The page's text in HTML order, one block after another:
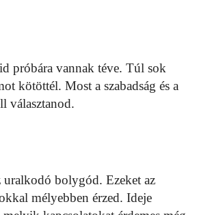
próbára vannak téve. Túl sok
kötöttél. Most a szabadság és a
választanod.
uralkodó bolygód. Ezeket az
mélyebben érzed. Ideje